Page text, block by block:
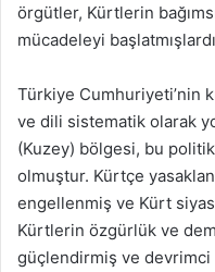
örgütler, Kürtlerin
mücadeleyi
Türkiye Cumhuriyeti’nin
ve dili sistematik olarak
(Kuzey) bölgesi, bu
olmuştur. Kürtçe
engellenmiş ve Kürt
Kürtlerin özgürlük ve
güçlendirmiş ve